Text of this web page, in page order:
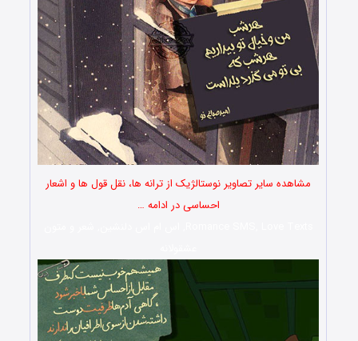
مشاهده سایر تصاویر نوستالژیک از ترانه ها، نقل قول ها و اشعار
احساسی در ادامه …